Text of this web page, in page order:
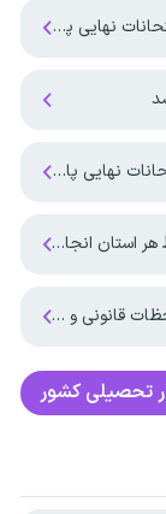
و پایه دوازدهم
پایه دوازدهم
انجام می‌شود
انجام شد
تحصیلی کشور